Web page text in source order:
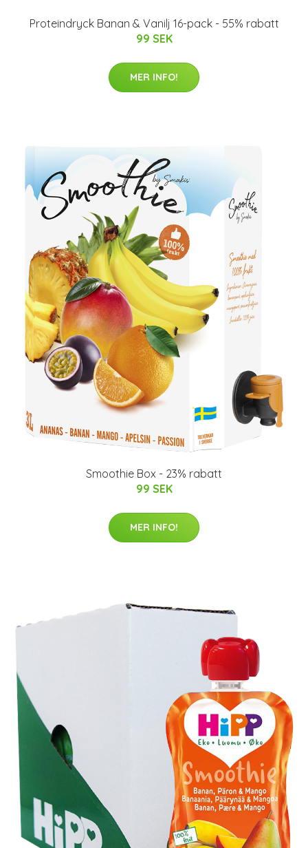
Proteindryck Banan & Vanilj 16-pack - 55% rabatt
99 SEK
MER INFO!
Smoothie Box - 23% rabatt
99 SEK
MER INFO!